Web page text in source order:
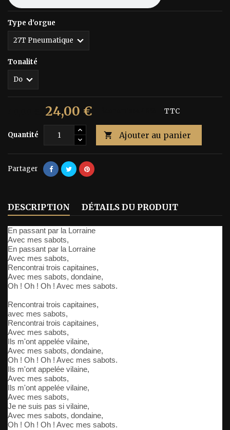
Type d'orgue
Tonalité
24,00 € TTC
Quantité  Ajouter au panier
Partager
DESCRIPTION DÉTAILS DU PRODUIT
En passant par la Lorraine
Avec mes sabots,
En passant par la Lorraine
Avec mes sabots,
Rencontrai trois capitaines,
Avec mes sabots, dondaine,
Oh ! Oh ! Oh ! Avec mes sabots.
Rencontrai trois capitaines,
avec mes sabots,
Rencontrai trois capitaines,
Avec mes sabots,
Ils m'ont appelée vilaine,
Avec mes sabots, dondaine,
Oh ! Oh ! Oh ! Avec mes sabots.
Ils m'ont appelée vilaine,
Avec mes sabots,
Ils m'ont appelée vilaine,
Avec mes sabots,
Je ne suis pas si vilaine,
Avec mes sabots, dondaine,
Oh ! Oh ! Oh ! Avec mes sabots.